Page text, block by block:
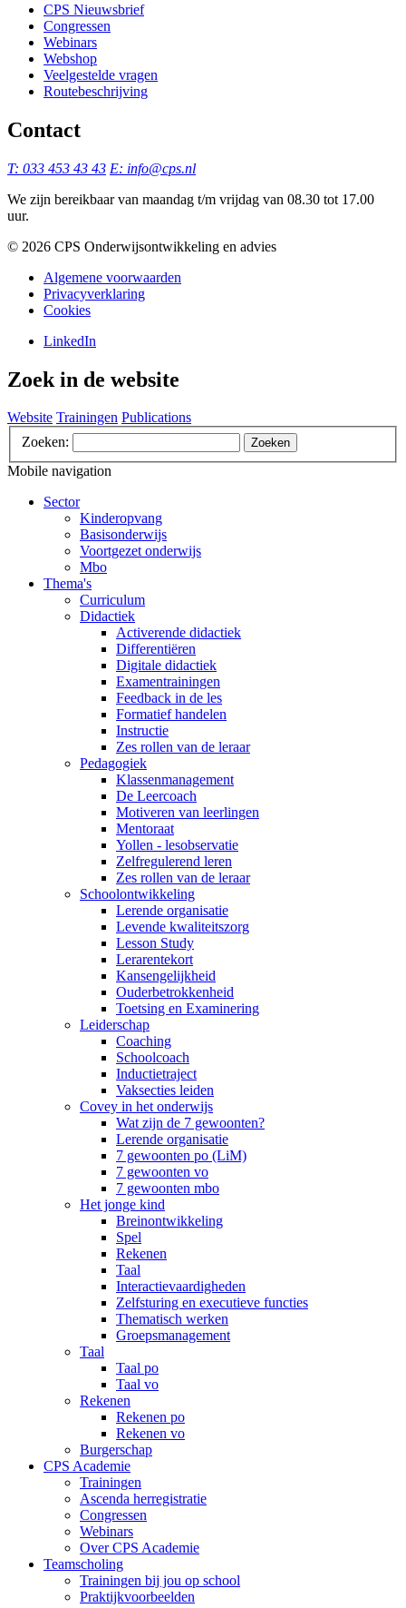
CPS Nieuwsbrief
Congressen
Webinars
Webshop
Veelgestelde vragen
Routebeschrijving
Contact
T: 033 453 43 43 E: info@cps.nl
We zijn bereikbaar van maandag t/m vrijdag van 08.30 tot 17.00
uur.
©️ 2026 CPS Onderwijsontwikkeling en advies
Algemene voorwaarden
Privacyverklaring
Cookies
LinkedIn
Zoek in de website
Website Trainingen Publications
Zoeken:
Zoeken
Mobile navigation
Sector
Kinderopvang
Basisonderwijs
Voortgezet onderwijs
Mbo
Thema's
Curriculum
Didactiek
Activerende didactiek
Differentiëren
Digitale didactiek
Examentrainingen
Feedback in de les
Formatief handelen
Instructie
Zes rollen van de leraar
Pedagogiek
Klassenmanagement
De Leercoach
Motiveren van leerlingen
Mentoraat
Yollen - lesobservatie
Zelfregulerend leren
Zes rollen van de leraar
Schoolontwikkeling
Lerende organisatie
Levende kwaliteitszorg
Lesson Study
Lerarentekort
Kansengelijkheid
Ouderbetrokkenheid
Toetsing en Examinering
Leiderschap
Coaching
Schoolcoach
Inductietraject
Vaksecties leiden
Covey in het onderwijs
Wat zijn de 7 gewoonten?
Lerende organisatie
7 gewoonten po (LiM)
7 gewoonten vo
7 gewoonten mbo
Het jonge kind
Breinontwikkeling
Spel
Rekenen
Taal
Interactievaardigheden
Zelfsturing en executieve functies
Thematisch werken
Groepsmanagement
Taal
Taal po
Taal vo
Rekenen
Rekenen po
Rekenen vo
Burgerschap
CPS Academie
Trainingen
Ascenda herregistratie
Congressen
Webinars
Over CPS Academie
Teamscholing
Trainingen bij jou op school
Praktijkvoorbeelden